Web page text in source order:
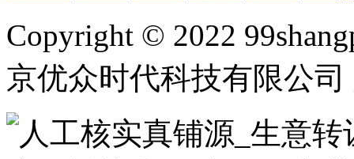
Copyright © 2022
京优众时代科技有限公